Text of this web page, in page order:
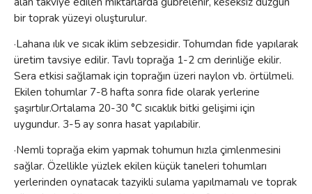
bir toprak yüzeyi oluşturulur.
·Lahana ılık ve sıcak iklim sebzesidir. Tohumdan fide yapılarak
üretim tavsiye edilir. Tavlı toprağa 1-2 cm derinliğe ekilir.
Sera etkisi sağlamak için toprağın üzeri naylon vb. örtülmeli.
Ekilen tohumlar 7-8 hafta sonra fide olarak yerlerine
şaşırtılır.Ortalama 20-30 °C sıcaklık bitki gelişimi için
uygundur. 3-5 ay sonra hasat yapılabilir.
·Nemli toprağa ekim yapmak tohumun hızla çimlenmesini
sağlar. Özellikle yüzlek ekilen küçük taneleri tohumları
yerlerinden oynatacak tazyikli sulama yapılmamalı ve toprak